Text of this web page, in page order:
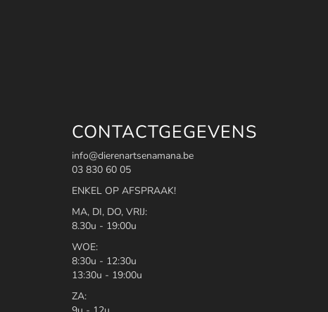
CONTACTGEGEVENS
info@dierenartsenamana.be
03 830 60 05
ENKEL OP AFSPRAAK!
MA, DI, DO, VRIJ:
8.30u - 19:00u
WOE:
8:30u - 12:30u
13:30u - 19:00u
ZA: